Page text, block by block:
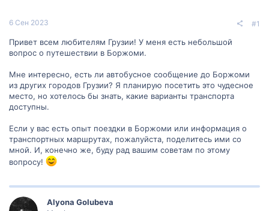
6 Сен 2023 #1
Привет всем любителям Грузии! У меня есть небольшой
вопрос о путешествии в Боржоми.
Мне интересно, есть ли автобусное сообщение до Боржоми
из других городов Грузии? Я планирую посетить это чудесное
место, но хотелось бы знать, какие варианты транспорта
доступны.
Если у вас есть опыт поездки в Боржоми или информация о
транспортных маршрутах, пожалуйста, поделитесь ими со
мной. И, конечно же, буду рад вашим советам по этому
вопросу!
Alyona Golubeva